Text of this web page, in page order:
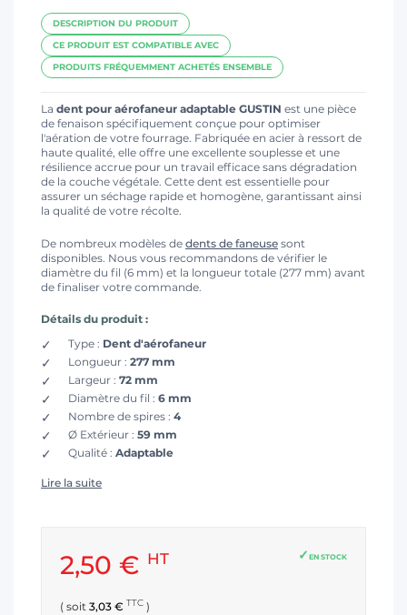
DESCRIPTION DU PRODUIT
CE PRODUIT EST COMPATIBLE AVEC
PRODUITS FRÉQUEMMENT ACHETÉS ENSEMBLE
La dent pour aérofaneur adaptable GUSTIN est une pièce
de fenaison spécifiquement conçue pour optimiser
l'aération de votre fourrage. Fabriquée en acier à ressort de
haute qualité, elle offre une excellente souplesse et une
résilience accrue pour un travail efficace sans dégradation
de la couche végétale. Cette dent est essentielle pour
assurer un séchage rapide et homogène, garantissant ainsi
la qualité de votre récolte.
De nombreux modèles de dents de faneuse sont
disponibles. Nous vous recommandons de vérifier le
diamètre du fil (6 mm) et la longueur totale (277 mm) avant
de finaliser votre commande.
Détails du produit :
Type : Dent d'aérofaneur
Longueur : 277 mm
Largeur : 72 mm
Diamètre du fil : 6 mm
Nombre de spires : 4
Ø Extérieur : 59 mm
Qualité : Adaptable
Lire la suite
EN STOCK
2,50 € HT
( soit 3,03 € TTC )